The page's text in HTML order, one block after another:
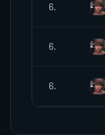
6.
6.
6.